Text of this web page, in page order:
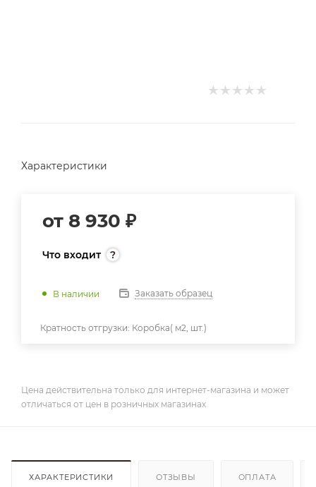
Характеристики
от 8 930 ₽
Что входит
В наличии Заказать образец
Кратность отгрузки: Коробка( м2, шт.)
Цена действительна только для интернет-магазина и может
отличаться от цен в розничных магазинах
ХАРАКТЕРИСТИКИ ОТЗЫВЫ ОПЛАТА